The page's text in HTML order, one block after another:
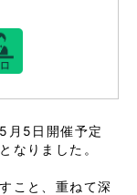
月5日開催予定
なりました。
こと、重ねて深